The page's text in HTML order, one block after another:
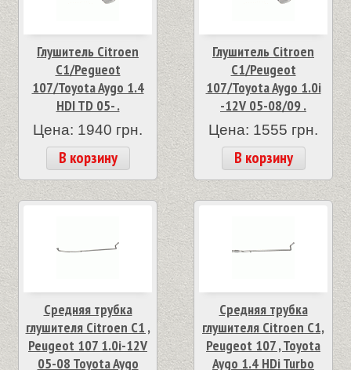
Глушитель Citroen
C1/Pegueot
107/Toyota Aygo 1.4
HDI TD 05- .
Цена: 1940 грн.
В корзину
Глушитель Citroen
C1/Peugeot
107/Toyota Aygo 1.0i
-12V 05-08/09 .
Цена: 1555 грн.
В корзину
Средняя трубка
глушителя Citroen C1 ,
Peugeot 107 1.0i-12V
05-08 Toyota Aygo
Средняя трубка
глушителя Citroen C1,
Peugeot 107 , Toyota
Aygo 1.4 HDi Turbo